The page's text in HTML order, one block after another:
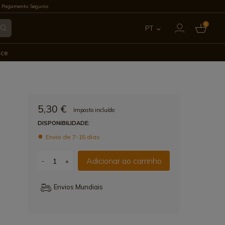
Pagamento Seguros
PT 0
5,30 €
Imposto incluído
DISPONIBILIDADE:
Envio de 7-15 dias
- + Adicionar ao carrinho
Envios Mundiais